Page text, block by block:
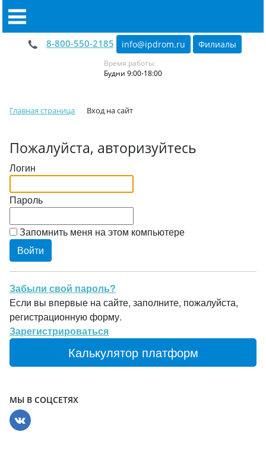
8-800-550-2185 info@ipdrom.ru Филиалы
Время работы:
Будни 9:00-18:00
Главная страница Вход на сайт
Пожалуйста, авторизуйтесь
Логин
Пароль
Запомнить меня на этом компьютере
Забыли свой пароль?
Если вы впервые на сайте, заполните, пожалуйста,
регистрационную форму.
Зарегистрироваться
Калькулятор платформ
МЫ В СОЦСЕТЯХ